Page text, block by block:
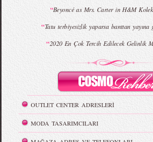
“Beyoncé as Mrs. Carter in H&M
“Tatu terbiyesizlik yaparsa banttan yayına
“2020 En Çok Tercih Edilecek Gelinlik
OUTLET CENTER ADRESLERİ
MODA TASARIMCILARI